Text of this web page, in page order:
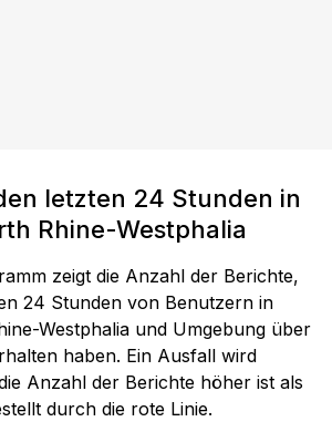
letzten 24 Stunden in
Rhine-Westphalia
zeigt die Anzahl der Berichte,
24 Stunden von Benutzern in
Westphalia und Umgebung über
haben. Ein Ausfall wird
Anzahl der Berichte höher ist als
durch die rote Linie.